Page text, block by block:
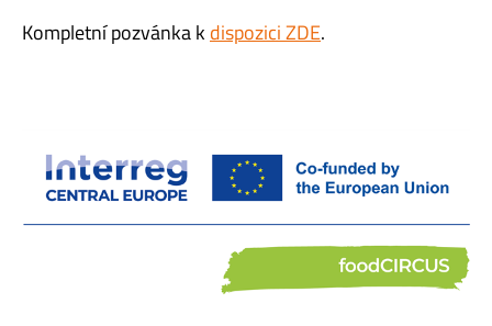
Kompletní pozvánka k dispozici ZDE.